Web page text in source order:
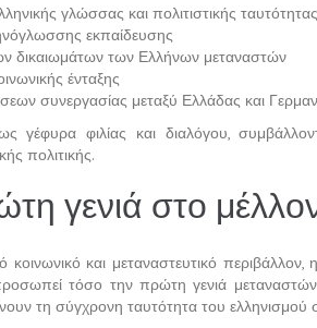
γλώσσας και πολιτιστικής ταυτότητας
εκπαίδευσης
δικαιωμάτων των Ελλήνων μεταναστών
ένταξης
συνεργασίας μεταξύ Ελλάδας και
γέφυρα φιλίας και διαλόγου,
πολιτικής.
γενιά στο
κοινωνικό και μεταναστευτικό
τόσο την πρώτη γενιά
τη σύγχρονη ταυτότητα του ελληνισμού